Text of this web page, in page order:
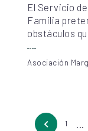
El Servicio
Familia
obstáculos
Asociación
1 ...